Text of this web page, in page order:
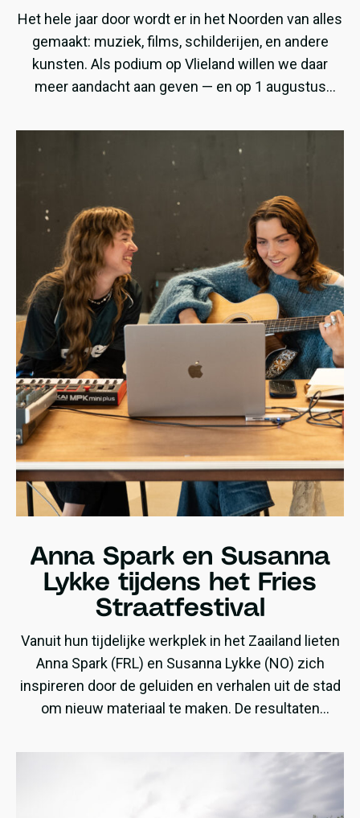
Het hele jaar door wordt er in het Noorden van alles
gemaakt: muziek, films, schilderijen, en andere
kunsten. Als podium op Vlieland willen we daar
meer aandacht aan geven — en op 1 augustus
noordelijk talent!
Anna Spark en Susanna
Lykke tijdens het Fries
Straatfestival
Vanuit hun tijdelijke werkplek in het Zaailand lieten
Anna Spark (FRL) en Susanna Lykke (NO) zich
inspireren door de geluiden en verhalen uit de stad
om nieuw materiaal te maken. De resultaten
het Fries Straatfestival en Noardewyn.